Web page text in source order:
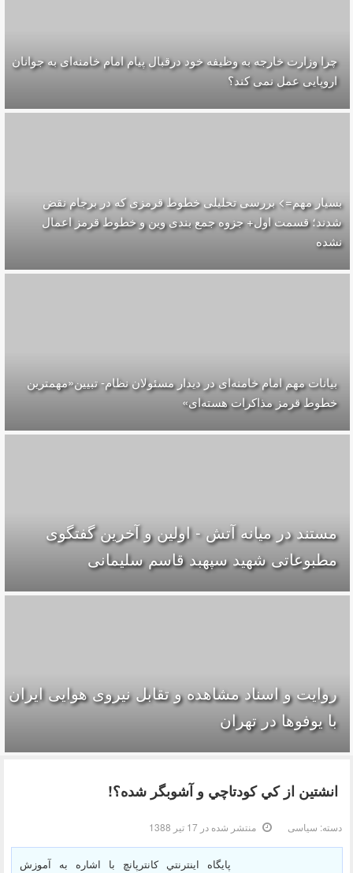
چرا وزارت خارجه به وظیفه خود درقبال پیام امام خامنه‌ای به جوانان
اروپایی عمل نمی کند؟
بسیار مهم=> بررسی تحلیلی خطوط قرمزی که در برجام نقض
شدند؛ قسمت اول+ جزوه جمع بندی وین و خطوط قرمز اعمال
نشده
بیانات مهم امام خامنه‌ای در دیدار مسئولان نظام- تبیین«مهمترین
خطوط قرمز مذاکرات هسته‌ای»
مستند در میانه آتش - اولین و آخرین گفتگوی
مطبوعاتی شهید سپهبد قاسم سلیمانی
روایت و اسناد مشاهده و تقابل نیروی هوایی ایران
با یوفوها در تهران
انشتين از كي كودتاچي و آشوبگر شده؟!
دسته: سیاسی منتشر شده در 17 تیر 1388
پايگاه اينترنتي كانترپانچ با اشاره به آموزش